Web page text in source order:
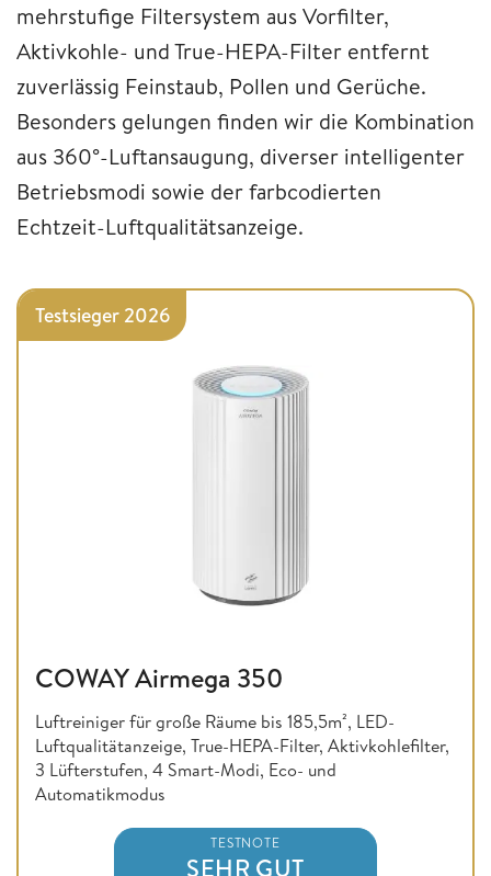
mehrstufige Filtersystem aus Vorfilter,
Aktivkohle- und True-HEPA-Filter entfernt
zuverlässig Feinstaub, Pollen und Gerüche.
Besonders gelungen finden wir die Kombination
aus 360°-Luftansaugung, diverser intelligenter
Betriebsmodi sowie der farbcodierten
Echtzeit-Luftqualitätsanzeige.
Testsieger 2026
COWAY Airmega 350
Luftreiniger für große Räume bis 185,5m², LED-
Luftqualitätanzeige, True-HEPA-Filter, Aktivkohlefilter,
3 Lüfterstufen, 4 Smart-Modi, Eco- und
Automatikmodus
TESTNOTE
SEHR GUT